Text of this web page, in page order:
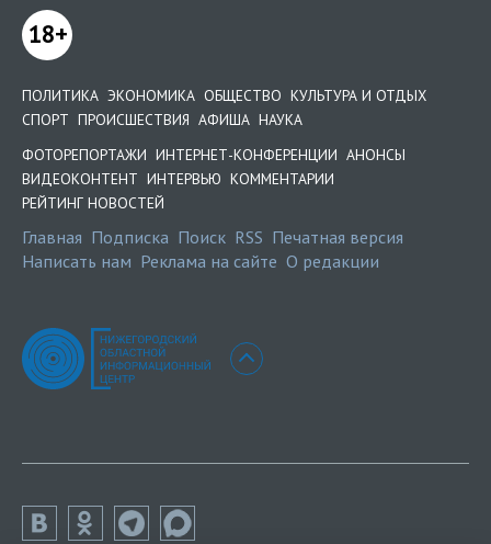
18+
ПОЛИТИКА ЭКОНОМИКА ОБЩЕСТВО КУЛЬТУРА И ОТДЫХ
СПОРТ ПРОИСШЕСТВИЯ АФИША НАУКА
ФОТОРЕПОРТАЖИ ИНТЕРНЕТ-КОНФЕРЕНЦИИ АНОНСЫ
ВИДЕОКОНТЕНТ ИНТЕРВЬЮ КОММЕНТАРИИ
РЕЙТИНГ НОВОСТЕЙ
Главная Подписка Поиск RSS Печатная версия
Написать нам Реклама на сайте О редакции